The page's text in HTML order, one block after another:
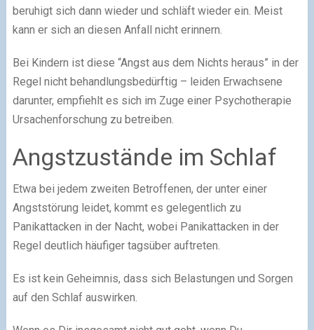
beruhigt sich dann wieder und schläft wieder ein. Meist
kann er sich an diesen Anfall nicht erinnern.
Bei Kindern ist diese “Angst aus dem Nichts heraus” in der
Regel nicht behandlungsbedürftig – leiden Erwachsene
darunter, empfiehlt es sich im Zuge einer Psychotherapie
Ursachenforschung zu betreiben.
Angstzustände im Schlaf
Etwa bei jedem zweiten Betroffenen, der unter einer
Angststörung leidet, kommt es gelegentlich zu
Panikattacken in der Nacht, wobei Panikattacken in der
Regel deutlich häufiger tagsüber auftreten.
Es ist kein Geheimnis, dass sich Belastungen und Sorgen
auf den Schlaf auswirken.